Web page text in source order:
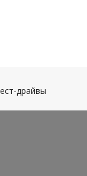
драйвы